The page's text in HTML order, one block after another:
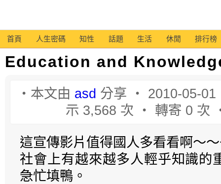
首頁 人生密碼 知性 話題 生活 休閒 排行榜
Education and
‧本文由 asd 分享 ‧ 2010-05-
示 3,568 次 ‧ 轉寄 0 次
這宣傳影片值得國人多看看啊～
社會上有越來越多人輕乎知識的
急忙填鴨。